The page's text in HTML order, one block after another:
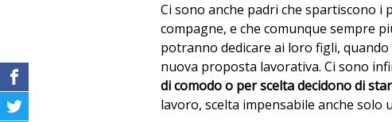
Ci sono anche padri che spartiscono i
compagne, e che comunque sempre
potranno dedicare ai loro figli,
nuova proposta lavorativa. Ci sono
di comodo o per scelta decidono di
lavoro, scelta impensabile anche solo